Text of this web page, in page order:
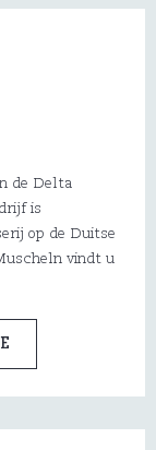
de Delta
is
op de Duitse
vindt u